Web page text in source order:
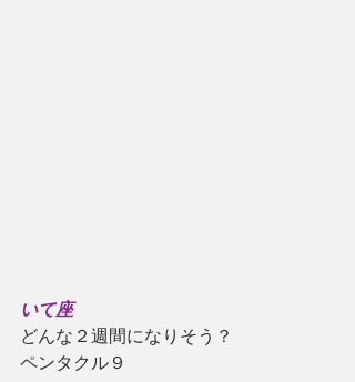
いて座
どんな２週間になりそう？
ペンタクル９